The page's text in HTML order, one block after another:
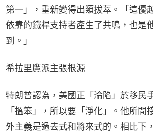
第一」，重新變得出類拔萃。「這優
依靠的鐵桿支持者產生了共鳴，也是
到。」
希拉里鷹派主張根源
特朗普認為，美國正「淪陷」於移民
「搵笨」，所以要「淨化」。他所間
外主義是過去式和將來式的。相比下